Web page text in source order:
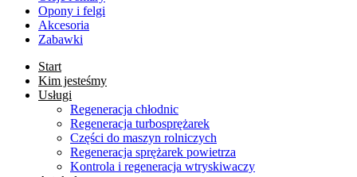
Opony i felgi
Akcesoria
Zabawki
Start
Kim jesteśmy
Usługi
Regeneracja chłodnic
Regeneracja turbosprężarek
Części do maszyn rolniczych
Regeneracja sprężarek powietrza
Kontrola i regeneracja wtryskiwaczy